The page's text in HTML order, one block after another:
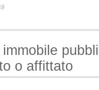
o affittato